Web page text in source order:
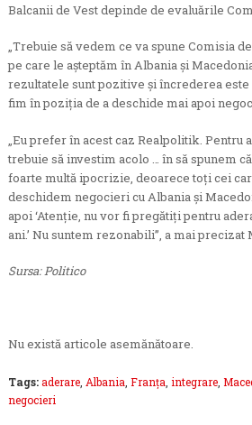
Balcanii de Vest depinde de evaluările
„Trebuie să vedem ce va spune Comisia
pe care le așteptăm în Albania și
rezultatele sunt pozitive și încrederea este
fim în poziția de a deschide mai apoi
„Eu prefer în acest caz Realpolitik. Pentru
trebuie să investim acolo … în să spunem
foarte multă ipocrizie, deoarece toți cei
deschidem negocieri cu Albania și
apoi ‘Atenție, nu vor fi pregătiți pentru
ani.’ Nu suntem rezonabili”, a mai precizat
Sursa: Politico
Nu există articole asemănătoare.
Tags:aderare, Albania Franța integrare,
negocieri